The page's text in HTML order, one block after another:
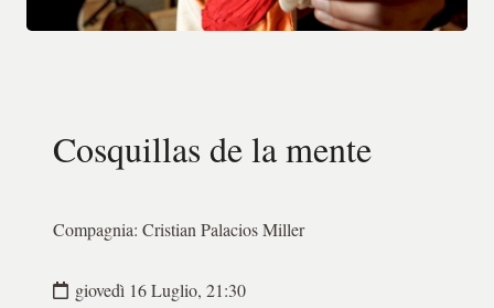
Cosquillas de la mente
Compagnia: Cristian Palacios Miller
giovedì 16 Luglio, 21:30